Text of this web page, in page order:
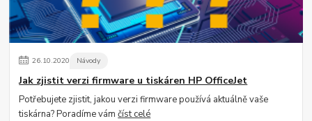
26.10.2020 Návody
Jak zjistit verzi firmware u tiskáren HP OfficeJet
Potřebujete zjistit, jakou verzi firmware používá aktuálně vaše
tiskárna? Poradíme vámčíst celé